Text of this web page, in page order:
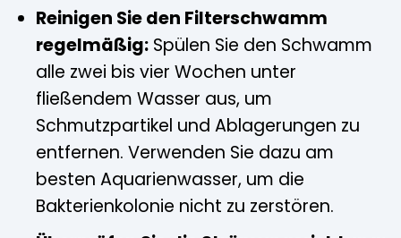
Reinigen Sie den Filterschwamm
regelmäßig:Spülen Sie den Schwamm
alle zwei bis vier Wochen unter
fließendem Wasser aus, um
Schmutzpartikel und Ablagerungen zu
entfernen. Verwenden Sie dazu am
besten Aquarienwasser, um die
Bakterienkolonie nicht zu zerstören.